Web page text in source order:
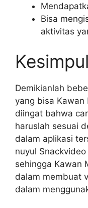
Bisa
aktivitas
Demikianlah
yang bisa Kawan
diingat bahwa
haruslah sesuai
dalam aplikasi
nuyul
sehingga Kawan
dalam membuat
dalam